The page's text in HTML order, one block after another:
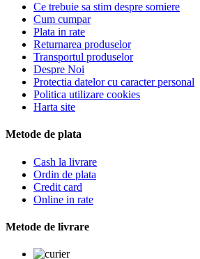
Ce trebuie sa stim despre somiere
Cum cumpar
Plata in rate
Returnarea produselor
Transportul produselor
Despre Noi
Protectia datelor cu caracter personal
Politica utilizare cookies
Harta site
Metode de plata
Cash la livrare
Ordin de plata
Credit card
Online in rate
Metode de livrare